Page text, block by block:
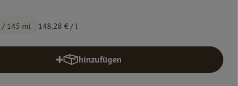
/ 145 ml 148,28 € / l
hinzufügen
Produkt zum Warenkorb hinzufügen